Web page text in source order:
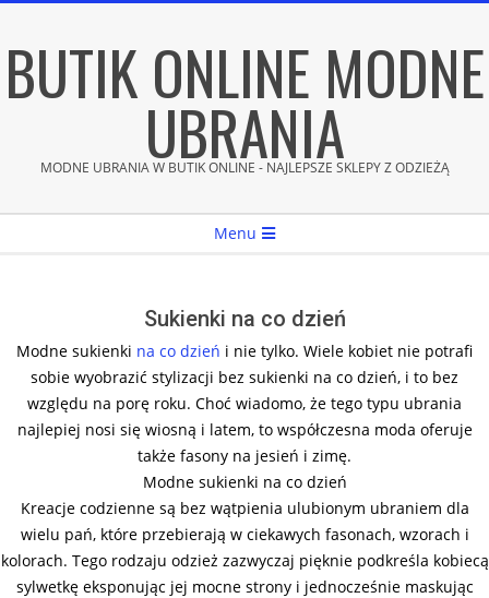
content
BUTIK ONLINE MODNE
UBRANIA
MODNE UBRANIA W BUTIK ONLINE - NAJLEPSZE SKLEPY Z ODZIEŻĄ
Menu
Sukienki na co dzień
Modne sukienki na co dzień i nie tylko. Wiele kobiet nie potrafi
sobie wyobrazić stylizacji bez sukienki na co dzień, i to bez
względu na porę roku. Choć wiadomo, że tego typu ubrania
najlepiej nosi się wiosną i latem, to współczesna moda oferuje
także fasony na jesień i zimę.
Modne sukienki na co dzień
Kreacje codzienne są bez wątpienia ulubionym ubraniem dla
wielu pań, które przebierają w ciekawych fasonach, wzorach i
kolorach. Tego rodzaju odzież zazwyczaj pięknie podkreśla kobiecą
sylwetkę eksponując jej mocne strony i jednocześnie maskując